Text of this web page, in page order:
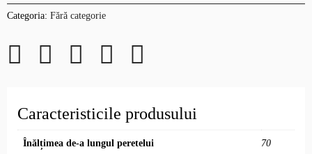
Categoria: Fără categorie
Caracteristicile produsului
Înălțimea de-a lungul peretelui 70